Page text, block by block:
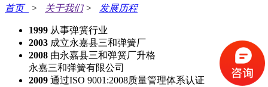
首页 > 关于我们 > 发展历程
1999 从事弹簧行业
2003 成立永嘉县三和弹簧厂
2008 由永嘉县三和弹簧厂升格
永嘉三和弹簧有限公司
2009 通过ISO 9001:2008质量管理体系认证